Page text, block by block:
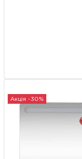
Акція -30%